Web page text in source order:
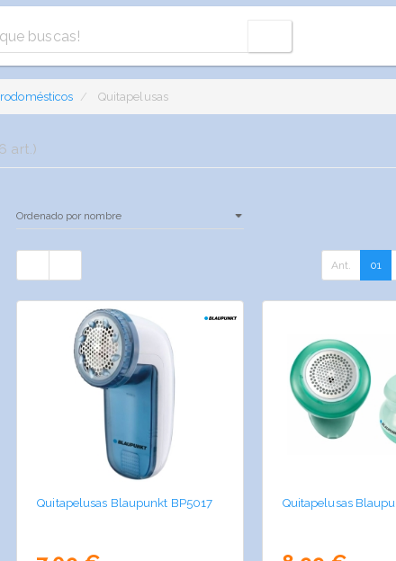
Quitapelusas
art.)
Ant. 01
Quitapelusas Blaupunkt BP5017 Quitapelusas